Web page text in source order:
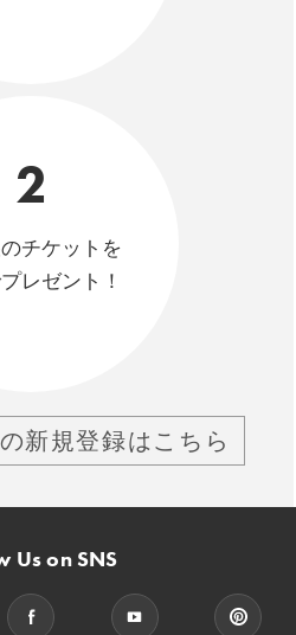
2
チケットを
レゼント！
新規登録はこちら
Us on SNS